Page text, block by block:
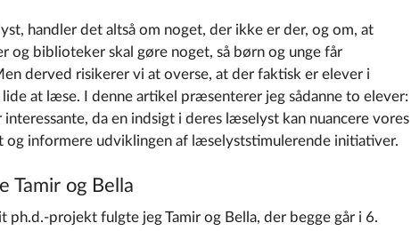
handler det altså om noget, der ikke er der, og om, at
og biblioteker skal gøre noget, så børn og unge får
derved risikerer vi at overse, at der faktisk er elever i
at læse. I denne artikel præsenterer jeg sådanne to elever:
interessante, da en indsigt i deres læselyst kan nuancere vores
og informere udviklingen af læselyststimulerende initiativer.
Tamir og Bella
ph.d.-projekt fulgte jeg Tamir og Bella, der begge går i 6.